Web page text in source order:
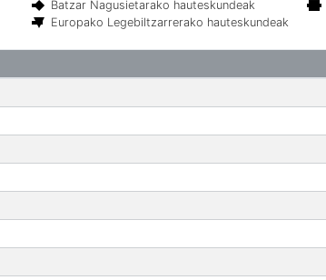
Batzar Nagusietarako hauteskundeak
Europako Legebiltzarrerako hauteskundeak